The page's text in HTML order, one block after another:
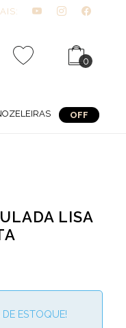
0
OFF
LISA
ESTOQUE!